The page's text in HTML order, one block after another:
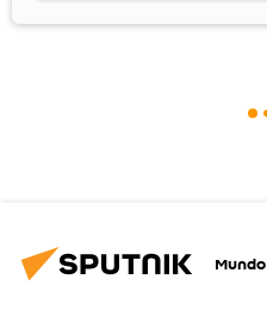
Mundo